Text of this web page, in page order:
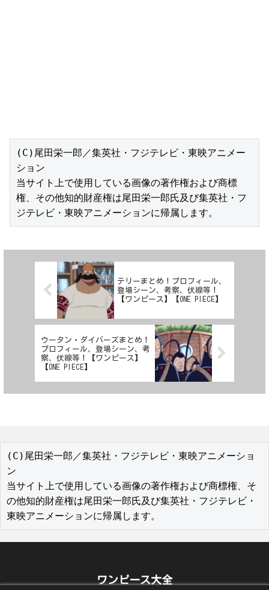
(C)尾田栄一郎／集英社・フジテレビ・東映アニメー
ション
当サイト上で使用している画像の著作権および商標
権、その他知的財産権は尾田栄一郎氏及び集英社・フ
ジテレビ・東映アニメーションに帰属します。
テリーまとめ！プロフィール、
登場シーン、考察、伏線等！
【ワンピース】【ONE PIECE】
ウータン・ダイバーズまとめ！
プロフィール、登場シーン、考
察、伏線等！【ワンピース】
【ONE PIECE】
(C)尾田栄一郎／集英社・フジテレビ・東映アニメーショ
ン
当サイト上で使用している画像の著作権および商標権、そ
の他知的財産権は尾田栄一郎氏及び集英社・フジテレビ・
東映アニメーションに帰属します。
ワンピース大全